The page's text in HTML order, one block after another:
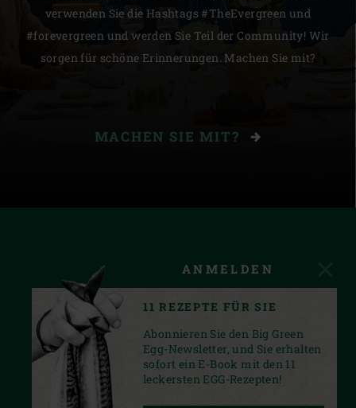
verwenden Sie die Hashtags #TheEvergreen und
#forevergreen und werden Sie Teil der Community! Wir
sorgen für schöne Erinnerungen. Machen Sie mit?
MACHEN SIE MIT?
ANMELDEN
11 REZEPTE FÜR SIE
Abonnieren Sie den Big Green
Egg-Newsletter, und Sie erhalten
sofort ein E-Book mit den 11
leckersten EGG-Rezepten!